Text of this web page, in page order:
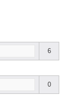
6
0